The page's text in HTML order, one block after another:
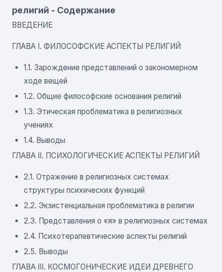
религий - Содержание
ВВЕДЕНИЕ
ГЛАВА I. ФИЛОСОФСКИЕ АСПЕКТЫ РЕЛИГИЙ
1.1. Зарождение представлений о закономерном
ходе вещей
1.2. Общие философские основания религий
1.3. Этическая проблематика в религиозных
учениях
1.4. Выводы
ГЛАВА II. ПСИХОЛОГИЧЕСКИЕ АСПЕКТЫ РЕЛИГИЙ
2.1. Отражение в религиозных системах
структуры психических функций
2.2. Экзистенциальная проблематика в религии
2.3. Представления о «я» в религиозных системах
2.4. Психотерапевтические аспекты религий
2.5. Выводы
ГЛАВА III. КОСМОГОНИЧЕСКИЕ ИДЕИ ДРЕВНЕГО